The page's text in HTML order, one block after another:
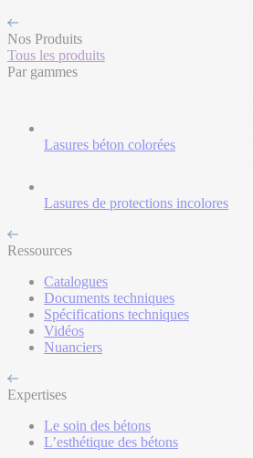
Nos Produits
Tous les produits
Par gammes
Lasures béton colorées
Lasures de protections incolores
Ressources
Catalogues
Documents techniques
Spécifications techniques
Vidéos
Nuanciers
Expertises
Le soin des bétons
L’esthétique des bétons